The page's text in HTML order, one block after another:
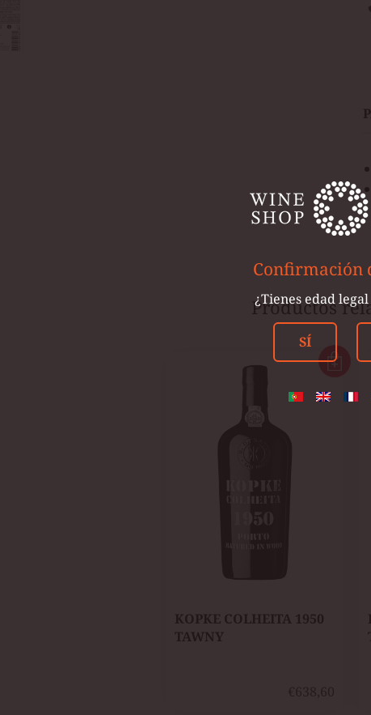
Productos
KOPKE COLHEITA 1950
TAWNY
Confirmación
¿Tienes edad
SÍ